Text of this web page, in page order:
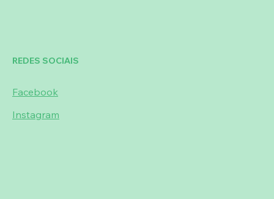
REDES SOCIAIS
Facebook
Instagram